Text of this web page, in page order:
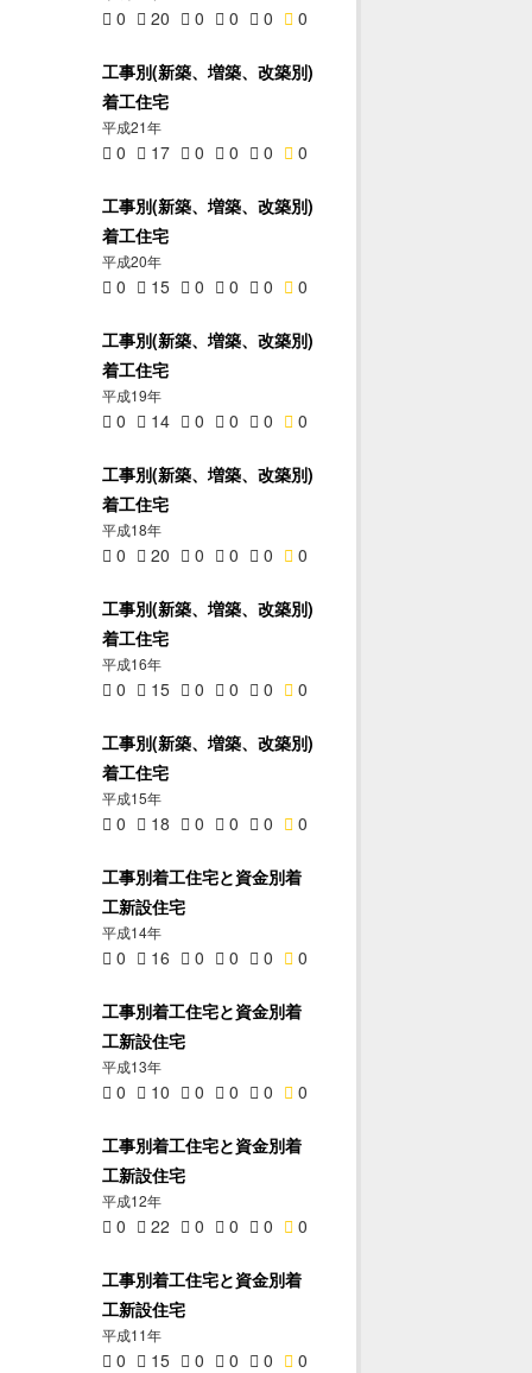
0 20 0 0 0 0
工事別(新築、増築、改築別)
着工住宅
平成21年
0 17 0 0 0 0
工事別(新築、増築、改築別)
着工住宅
平成20年
0 15 0 0 0 0
工事別(新築、増築、改築別)
着工住宅
平成19年
0 14 0 0 0 0
工事別(新築、増築、改築別)
着工住宅
平成18年
0 20 0 0 0 0
工事別(新築、増築、改築別)
着工住宅
平成16年
0 15 0 0 0 0
工事別(新築、増築、改築別)
着工住宅
平成15年
0 18 0 0 0 0
工事別着工住宅と資金別着
工新設住宅
平成14年
0 16 0 0 0 0
工事別着工住宅と資金別着
工新設住宅
平成13年
0 10 0 0 0 0
工事別着工住宅と資金別着
工新設住宅
平成12年
0 22 0 0 0 0
工事別着工住宅と資金別着
工新設住宅
平成11年
0 15 0 0 0 0